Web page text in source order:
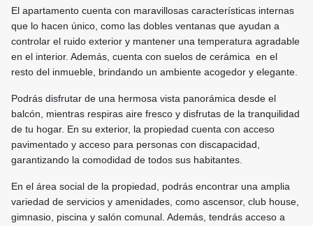
El apartamento cuenta con maravillosas características internas
que lo hacen único, como las dobles ventanas que ayudan a
controlar el ruido exterior y mantener una temperatura agradable
en el interior. Además, cuenta con suelos de cerámica en el
resto del inmueble, brindando un ambiente acogedor y elegante.
Podrás disfrutar de una hermosa vista panorámica desde el
balcón, mientras respiras aire fresco y disfrutas de la tranquilidad
de tu hogar. En su exterior, la propiedad cuenta con acceso
pavimentado y acceso para personas con discapacidad,
garantizando la comodidad de todos sus habitantes.
En el área social de la propiedad, podrás encontrar una amplia
variedad de servicios y amenidades, como ascensor, club house,
gimnasio, piscina y salón comunal. Además, tendrás acceso a